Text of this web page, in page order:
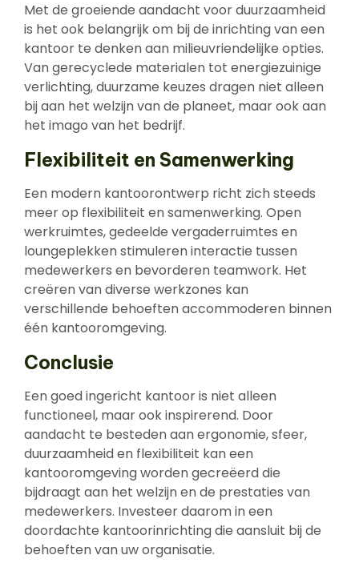
Met de groeiende aandacht voor duurzaamheid
is het ook belangrijk om bij de inrichting van een
kantoor te denken aan milieuvriendelijke opties.
Van gerecyclede materialen tot energiezuinige
verlichting, duurzame keuzes dragen niet alleen
bij aan het welzijn van de planeet, maar ook aan
het imago van het bedrijf.
Flexibiliteit en Samenwerking
Een modern kantoorontwerp richt zich steeds
meer op flexibiliteit en samenwerking. Open
werkruimtes, gedeelde vergaderruimtes en
loungeplekken stimuleren interactie tussen
medewerkers en bevorderen teamwork. Het
creëren van diverse werkzones kan
verschillende behoeften accommoderen binnen
één kantooromgeving.
Conclusie
Een goed ingericht kantoor is niet alleen
functioneel, maar ook inspirerend. Door
aandacht te besteden aan ergonomie, sfeer,
duurzaamheid en flexibiliteit kan een
kantooromgeving worden gecreëerd die
bijdraagt aan het welzijn en de prestaties van
medewerkers. Investeer daarom in een
doordachte kantoorinrichting die aansluit bij de
behoeften van uw organisatie.